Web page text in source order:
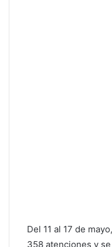
Del 11 al 17 de
358 atenciones y